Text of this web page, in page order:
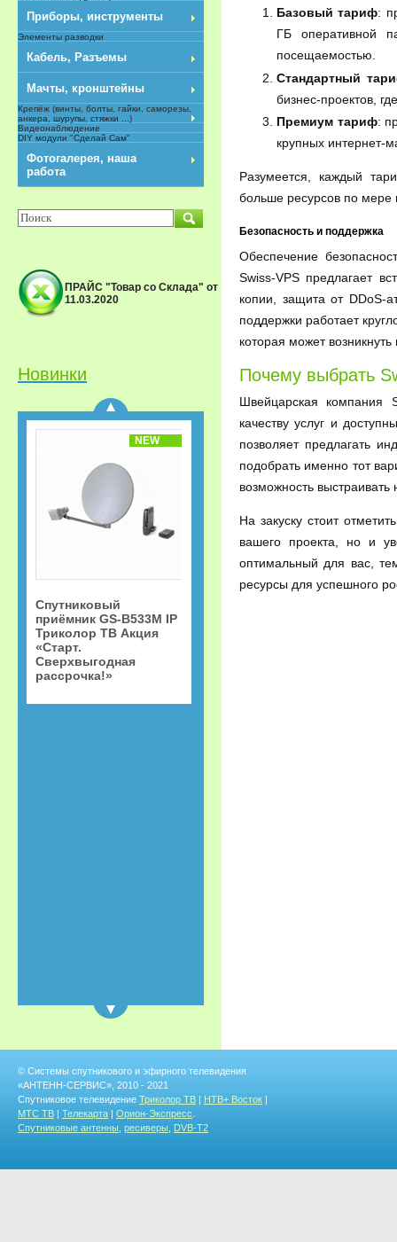
Базовый тариф:
ГБ оперативной
посещаемостью.
Стандартный
бизнес-проектов,
Премиум тариф:
крупных интернет-
Разумеется, каждый
больше ресурсов по мере
Безопасность и поддержка
Обеспечение
Swiss-VPS предлагает
копии, защита от DDoS-
поддержки работает
которая может
Почему выбрать
Швейцарская компания
качеству услуг и
позволяет предлагать
подобрать именно тот
возможность
На закуску стоит
вашего проекта, но и
оптимальный для вас,
ресурсы для успешного
Приборы, инструменты
Элементы разводки
Кабель, Разъемы
Мачты, кронштейны
Крепёж (винты, болты, гайки, саморезы,
анкера, шурупы, стяжки ...)
Видеонаблюдение
DIY модули "Сделай Сам"
Фотогалерея, наша
работа
ПРАЙС "Товар со Склада" от
11.03.2020
Новинки
Спутниковый
Сверхвыгодная
рассрочка!»
NEW
Спутниковый
приёмник GS-B533M IP
Триколор ТВ Акция
«Старт.
Сверхвыгодная
рассрочка!»
© Системы спутникового и эфирного телевидения
«АНТЕНН-СЕРВИС», 2010 - 2021
Спутниковое телевидение Триколор ТВ НТВ+ Восток
МТС ТВ
Телекарта Орион-Экспресс
Спутниковые антенны ресиверы DVB-T2